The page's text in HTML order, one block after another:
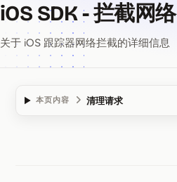
iOS SDK - 拦截网络
关于 iOS 跟踪器网络拦截的详细信息
本页内容 清理请求